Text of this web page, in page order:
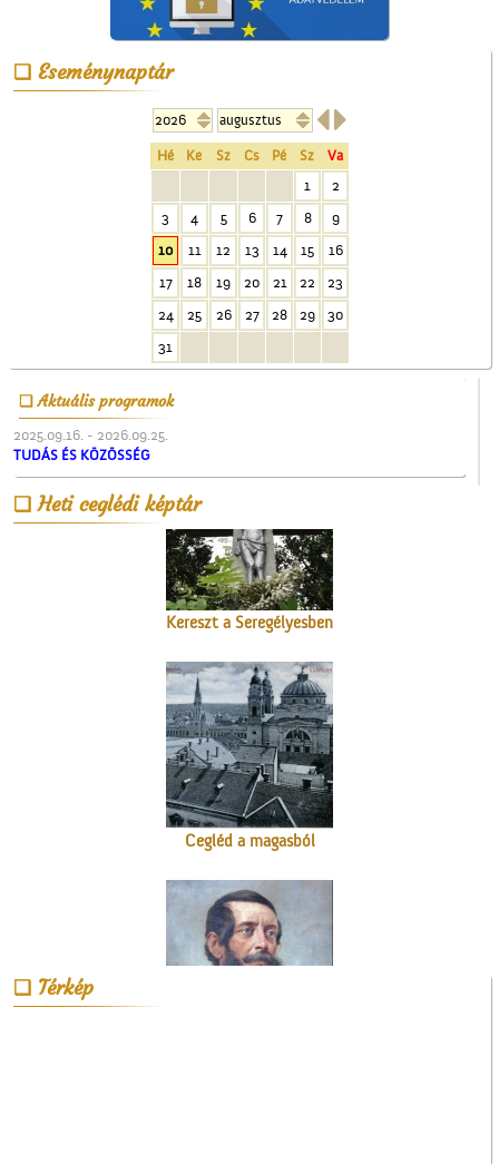
Eseménynaptár

Hé Ke Sz Cs Pé Sz
Va
1
2
3
4 5 6 7 8
9
10
11 12 13 14 15
16
17
18 19 20 21 22
23
24
25 26 27 28 29
30
31
Aktuális programok
2025.09.16. - 2026.09.25.
TUDÁS ÉS KÖZÖSSÉG
Heti ceglédi képtár
Kiszel Mihály és az
elsőáldozók
A ceglédi molnárok, a
feldicsérés
Kereszt a Seregélyesben
Cegléd a magasból
Térkép